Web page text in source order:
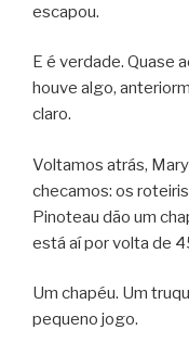
escapou.
E é verdade. Quase
houve algo,
claro.
Voltamos atrás,
checamos: os
Pinoteau dão um
está aí por volta de
Um chapéu. Um
pequeno jogo.